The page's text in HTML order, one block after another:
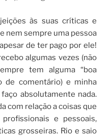
às suas críticas e
nem sempre uma pessoa
de ter pago por ele!
algumas vezes (não
tem alguma “boa
de comentário) e minha
absolutamente nada.
com relação a coisas que
e pessoais,
grosseiras. Rio e saio